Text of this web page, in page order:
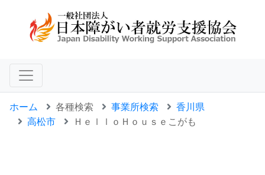
ホーム 各種検索 事業所検索
香川県
高松市
ＨｅｌｌｏＨｏｕｓｅこがも